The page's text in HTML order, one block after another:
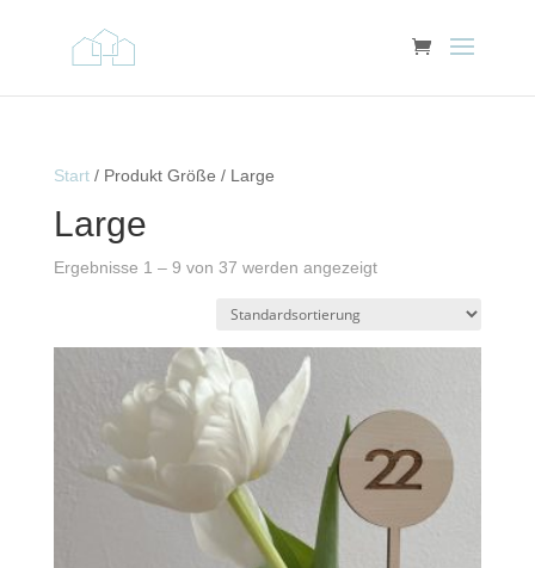
Start/ Produkt Größe / Large
Large
Ergebnisse 1 – 9 von 37 werden angezeigt